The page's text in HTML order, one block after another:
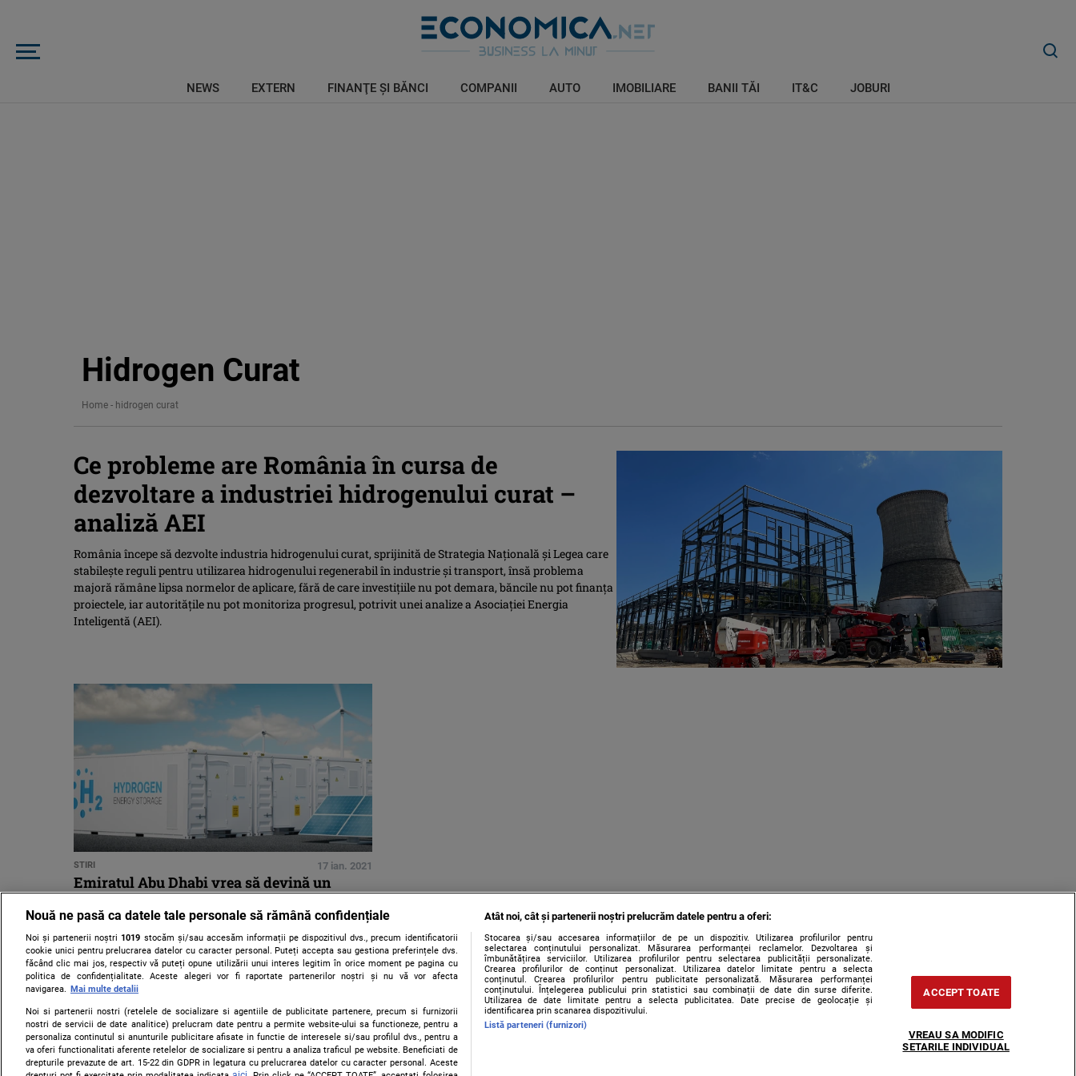
NEWS EXTERN FINANŢE ŞI BĂNCI COMPANII AUTO IMOBILIARE BANII TĂI IT&C JOBURI
Hidrogen Curat
Home - hidrogen curat
Ce probleme are România în cursa de
dezvoltare a industriei hidrogenului curat –
analiză AEI
România începe să dezvolte industria hidrogenului curat, sprijinită de Strategia Naţională şi Legea care
stabileşte reguli pentru utilizarea hidrogenului regenerabil în industrie şi transport, însă problema
majoră rămâne lipsa normelor de aplicare, fără de care investiţiile nu pot demara, băncile nu pot finanţa
proiectele, iar autorităţile nu pot monitoriza progresul, potrivit unei analize a Asociaţiei Energia
Inteligentă (AEI).
STIRI 17 ian. 2021
Emiratul Abu Dhabi vrea să devină un
exportator de hidrogen curat
Contact
Nouă ne pasă ca datele tale personale să rămână confidențiale
Noi și partenerii noștri1019 stocăm și/sau accesăm informații pe dispozitivul dvs., precum identificatorii
cookie unici pentru prelucrarea datelor cu caracter personal. Puteți accepta sau gestiona preferințele dvs.
făcând clic mai jos, respectiv vă puteți opune utilizării unui interes legitim în orice moment pe pagina cu
politica de confidențialitate. Aceste alegeri vor fi raportate partenerilor noștri și nu vă vor afecta
navigarea.
Mai multe detalii
Noi si partenerii nostri (retelele de socializare si agentiile de publicitate partenere, precum si furnizorii
nostri de servicii de date analitice) prelucram date pentru a permite website-ului sa functioneze, pentru a
personaliza continutul si anunturile publicitare afisate in functie de interesele si/sau profilul dvs., pentru a
va oferi functionalitati aferente retelelor de socializare si pentru a analiza traficul pe website. Beneficiati de
drepturile prevazute de art. 15-22 din GDPR in legatura cu prelucrarea datelor cu caracter personal. Aceste
Atât noi, cât și partenerii noștri prelucrăm datele pentru a oferi:
Stocarea și/sau accesarea informațiilor de pe un dispozitiv. Utilizarea profilurilor pentru
selectarea conținutului personalizat. Măsurarea performanței reclamelor. Dezvoltarea și
îmbunătățirea serviciilor. Utilizarea profilurilor pentru selectarea publicității personalizate.
Crearea profilurilor de conținut personalizat. Utilizarea datelor limitate pentru a selecta
conținutul. Crearea profilurilor pentru publicitate personalizată. Măsurarea performanței
conținutului. Înțelegerea publicului prin statistici sau combinații de date din surse diferite.
Utilizarea de date limitate pentru a selecta publicitatea. Date precise de geolocație și
identificarea prin scanarea dispozitivului.
Listă parteneri (furnizori)
ACCEPT TOATE
VREAU SA MODIFIC
SETARILE INDIVIDUAL